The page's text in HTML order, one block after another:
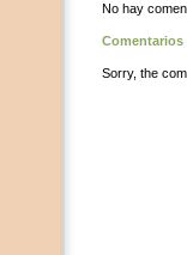
No hay
Comentarios
Sorry, the